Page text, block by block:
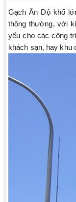
Gạch Ấn Độ khổ
thông thường, với
yếu cho các công
khách sạn, hay khu